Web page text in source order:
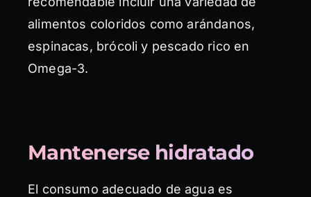
alimentos coloridos como arándanos,
espinacas, brócoli y pescado rico en
Omega-3.
Mantenerse hidratado
El consumo adecuado de agua es